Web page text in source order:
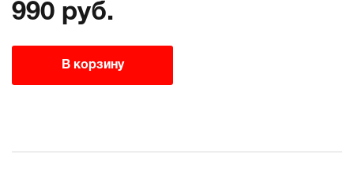
990 руб.
В корзину